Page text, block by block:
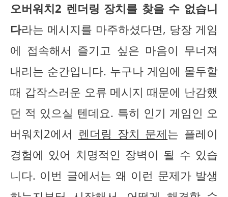
오버워치2 렌더링 장치를 찾을 수 없습니
다라는 메시지를 마주하셨다면, 당장 게임
에 접속해서 즐기고 싶은 마음이 무너져
내리는 순간입니다. 누구나 게임에 몰두할
때 갑작스러운 오류 메시지 때문에 난감했
던 적 있으실 텐데요. 특히 인기 게임인 오
버워치2에서 렌더링 장치 문제는 플레이
경험에 있어 치명적인 장벽이 될 수 있습
니다. 이번 글에서는 왜 이런 문제가 발생